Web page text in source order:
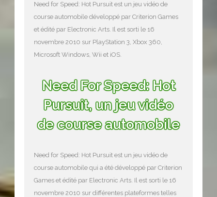
Need for Speed: Hot Pursuit est un jeu vidéo de
course automobile développé par Criterion Games
et édité par Electronic Arts. Il est sorti le 16
novembre 2010 sur PlayStation 3, Xbox 360,
Microsoft Windows, Wii et iOS.
Need For Speed: Hot
Pursuit, un jeu vidéo
de course automobile
Need for Speed: Hot Pursuit est un jeu vidéo de
course automobile qui a été développé par Criterion
Games et édité par Electronic Arts. Il est sorti le 16
novembre 2010 sur différentes plateformes telles